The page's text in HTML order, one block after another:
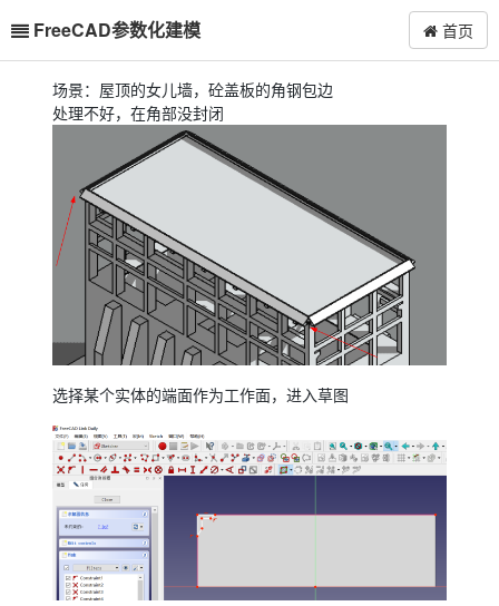
FreeCAD参数化建模 首页
场景：屋顶的女儿墙，砼盖板的角钢包边
处理不好，在角部没封闭
选择某个实体的端面作为工作面，进入草图